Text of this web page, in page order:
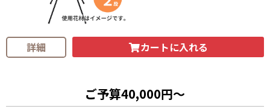
詳細 カートに入れる
ご予算40,000円～